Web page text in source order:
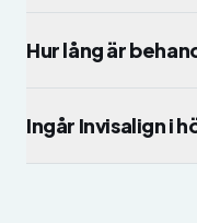
Hur lång är
Ingår Invisalign i